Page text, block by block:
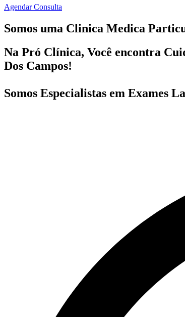
Agendar Consulta
Somos uma Clinica Medica
Na Pró Clínica, Você encontra
Dos Campos!
Somos Especialistas em Exames